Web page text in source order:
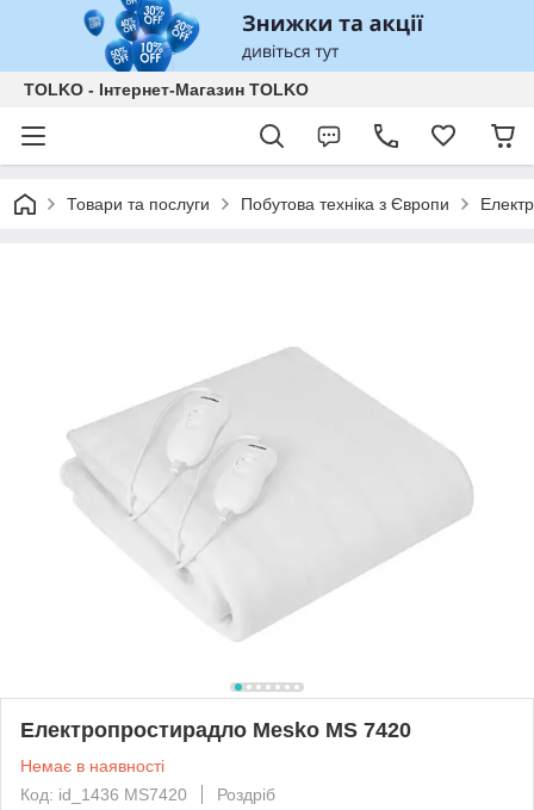
TOLKO - Інтернет-Магазин TOLKO
Товари та послуги Побутова техніка з Європи
Електропростирадло Mesko MS 7420
Немає в наявності
Код: id_1436 MS7420
Роздріб